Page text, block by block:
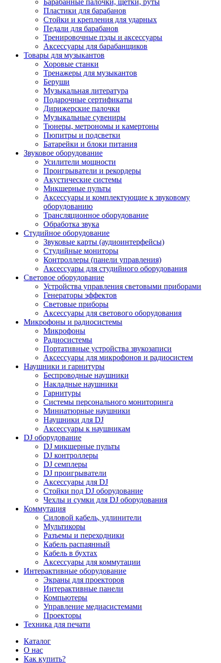
Барабанные палочки, щетки, руты
Пластики для барабанов
Стойки и крепления для ударных
Педали для барабанов
Тренировочные пэды и аксессуары
Аксессуары для барабанщиков
Товары для музыкантов
Хоровые станки
Тренажеры для музыкантов
Беруши
Музыкальная литература
Подарочные сертификаты
Дирижерские палочки
Музыкальные сувениры
Тюнеры, метрономы и камертоны
Пюпитры и подсветки
Батарейки и блоки питания
Звуковое оборудование
Усилители мощности
Проигрыватели и рекордеры
Акустические системы
Микшерные пульты
Аксессуары и комплектующие к звуковому
оборудованию
Трансляционное оборудование
Обработка звука
Студийное оборудование
Звуковые карты (аудиоинтерфейсы)
Студийные мониторы
Контроллеры (панели управления)
Аксессуары для студийного оборудования
Световое оборудование
Устройства управления световыми приборами
Генераторы эффектов
Световые приборы
Аксессуары для светового оборудования
Микрофоны и радиосистемы
Микрофоны
Радиосистемы
Портативные устройства звукозаписи
Аксессуары для микрофонов и радиосистем
Наушники и гарнитуры
Беспроводные наушники
Накладные наушники
Гарнитуры
Системы персонального мониторинга
Миниатюрные наушники
Наушники для DJ
Аксессуары к наушникам
DJ оборудование
DJ микшерные пульты
DJ контроллеры
DJ семплеры
DJ проигрыватели
Аксессуары для DJ
Стойки под DJ оборудование
Чехлы и сумки для DJ оборудования
Коммутация
Силовой кабель, удлинители
Мультикоры
Разъемы и переходники
Кабель распаянный
Кабель в бухтах
Аксессуары для коммутации
Интерактивные оборудование
Экраны для проекторов
Интерактивные панели
Компьютеры
Управление медиасистемами
Проекторы
Техника для печати
Каталог
О нас
Как купить?